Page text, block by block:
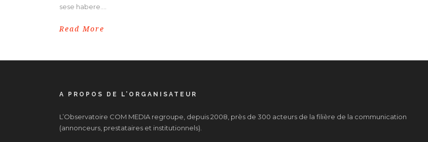
sese habere....
Read More
A PROPOS DE L’ORGANISATEUR
L’Observatoire COM MEDIA regroupe, depuis 2008, près de 300 acteurs de la filière de la communication
(annonceurs, prestataires et institutionnels).